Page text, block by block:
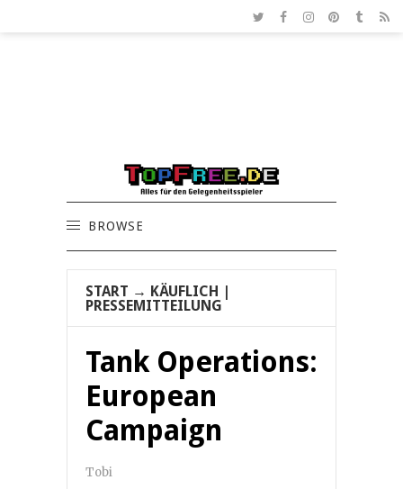
BROWSE
START → KÄUFLICH
PRESSEMITTEILUNG
Tank Operations:
European
Campaign
Tobi